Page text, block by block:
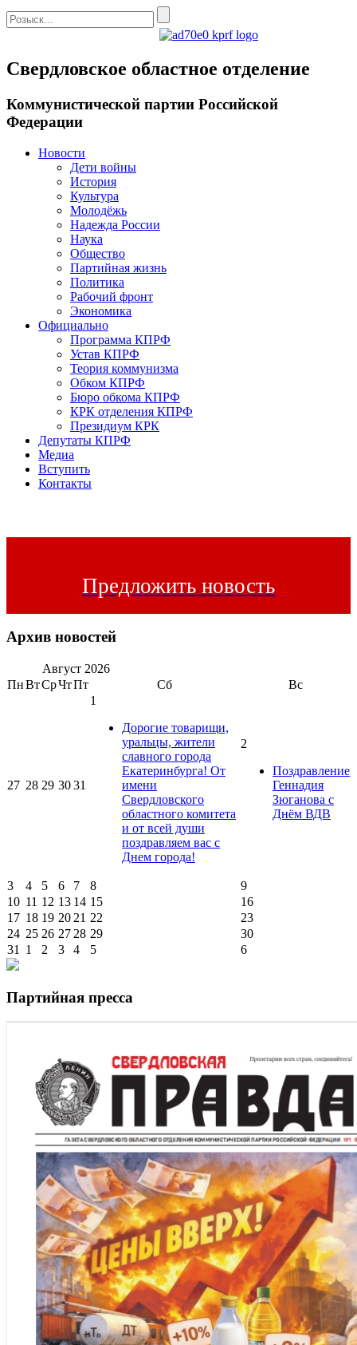
Свердловское областное отделение
Коммунистической партии Российской
Федерации
Новости
Дети войны
История
Культура
Молодёжь
Надежда России
Наука
Общество
Партийная жизнь
Политика
Рабочий фронт
Экономика
Официально
Программа КПРФ
Устав КПРФ
Теория коммунизма
Обком КПРФ
Бюро обкома КПРФ
КРК отделения КПРФ
Президиум КРК
Депутаты КПРФ
Медиа
Вступить
Контакты
Предложить новость
Архив новостей
Август 2026
ПнВтСрЧтПт Сб Вс
27 28 29 3031
1
Дорогие товарищи,
уральцы, жители
славного города
Екатеринбурга! От
имени
Свердловского
областного комитета
и от всей души
поздравляем вас с
Днем города!
2
Поздравление
Геннадия
Зюганова с
Днём ВДВ
3 4 5 6 7 8
9
10 11 12 13 14 15
16
17 18 19 20 21 22
23
24 25 26 27 28 29
30
31
1 2 3 4 5 6
Партийная пресса